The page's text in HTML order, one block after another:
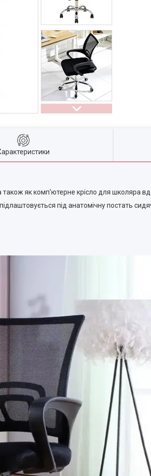
також як комп'ютерне крісло для школяра
під анатомічну постать